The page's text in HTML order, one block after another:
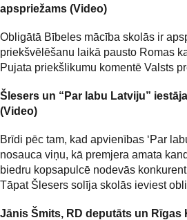
apspriežams (Video)
Obligātā Bībeles mācība skolās ir
priekšvēlēšanu laikā pausto Romas
Pujata priekšlikumu komentē Valsts
Šlesers un “Par labu Latviju”
(Video)
Brīdi pēc tam, kad apvienības ‘Par
nosauca viņu, kā premjera amata
biedru kopsapulcē nodevās
Tāpat Šlesers solīja skolās ieviest
Jānis Šmits, RD deputāts un